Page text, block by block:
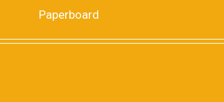
Paperboard